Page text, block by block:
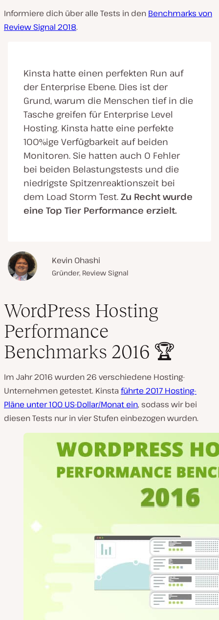
Informiere dich über alle Tests in den Benchmarks von
Review Signal 2018.
Kinsta hatte einen perfekten Run auf
der Enterprise Ebene. Dies ist der
Grund, warum die Menschen tief in die
Tasche greifen für Enterprise Level
Hosting. Kinsta hatte eine perfekte
100%ige Verfügbarkeit auf beiden
Monitoren. Sie hatten auch 0 Fehler
bei beiden Belastungstests und die
niedrigste Spitzenreaktionszeit bei
dem Load Storm Test. Zu Recht wurde
eine Top Tier Performance erzielt.
Kevin Ohashi
Gründer, Review Signal
WordPress Hosting
Performance
Benchmarks 2016 🏆
Im Jahr 2016 wurden 26 verschiedene Hosting-
Unternehmen getestet. Kinsta führte 2017 Hosting-
Pläne unter 100 US-Dollar/Monat ein, sodass wir bei
diesen Tests nur in vier Stufen einbezogen wurden.